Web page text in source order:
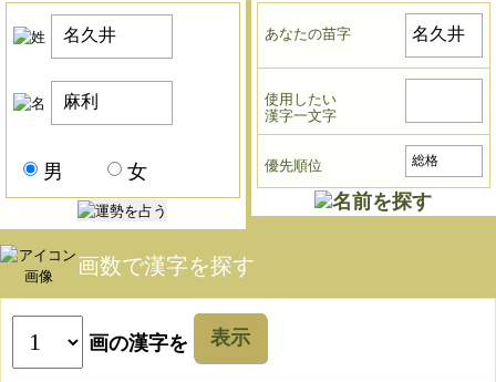
男 女
あなたの苗字
使用したい
漢字一文字
優先順位
画数で漢字を探す
画の漢字を 表示